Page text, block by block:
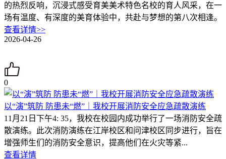
的热烈反响，沉浸式感受育美美术特色名校的育人风采，在一
场有温度、有深度的美育体验中，共赴与梦想的第八次相逢。
查看详情>>
2026-04-26
0
以“演”筑防 防患未“燃”｜我校开展消防安全应急疏散演练
11月21日下午4: 35，我校在校园内成功举行了一场消防安全疏
散演练。此次消防演练在江岸校区和问津校区同步进行，旨在
增强师生们的消防安全意识，提高他们在火灾等紧...
查看详情